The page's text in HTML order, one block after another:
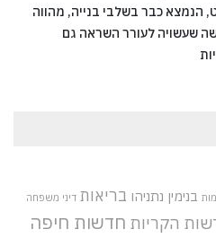
הנמצא כבר בשלבי בנייה, מהווה
שעשויה לעורר השראה גם
בנימין נתניהו בריאות דיני משפחה
הקריות חדשות חיפה